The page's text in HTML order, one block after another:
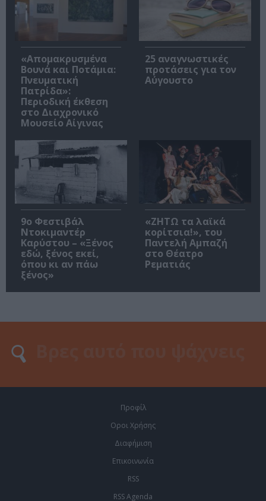
«Απομακρυσμένα
Βουνά και Ποτάμια:
Πνευματική
Πατρίδα»:
Περιοδική έκθεση
στο Διαχρονικό
Μουσείο Αίγινας
25 αναγνωστικές
προτάσεις για τον
Αύγουστο
9ο Φεστιβάλ
Ντοκιμαντέρ
Καρύστου – «Ξένος
εδώ, ξένος εκεί,
όπου κι αν πάω
ξένος»
«ΖΗΤΩ τα λαϊκά
κορίτσια!», του
Παντελή Αμπαζή
στο Θέατρο
Ρεματιάς
Προφίλ
Οροι Χρήσης
Διαφήμιση
Επικοινωνία
RSS
RSS Agenda